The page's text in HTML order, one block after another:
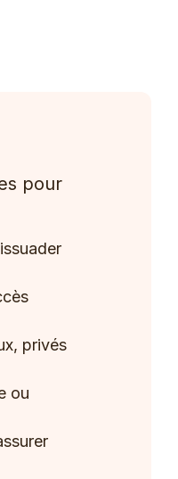
pour
privés
ou